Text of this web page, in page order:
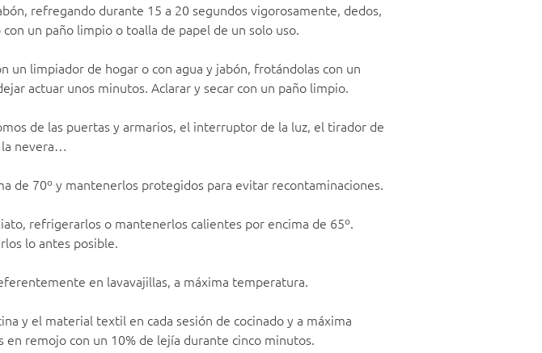
refregando durante 15 a 20 segundos vigorosamente, dedos,
un paño limpio o toalla de papel de un solo uso.
limpiador de hogar o con agua y jabón, frotándolas con un
actuar unos minutos. Aclarar y secar con un paño limpio.
de las puertas y armarios, el interruptor de la luz, el tirador de
la nevera…
de 70º y mantenerlos protegidos para evitar recontaminaciones.
refrigerarlos o mantenerlos calientes por encima de 65º.
lo antes posible.
en lavavajillas, a máxima temperatura.
y el material textil en cada sesión de cocinado y a máxima
remojo con un 10% de lejía durante cinco minutos.